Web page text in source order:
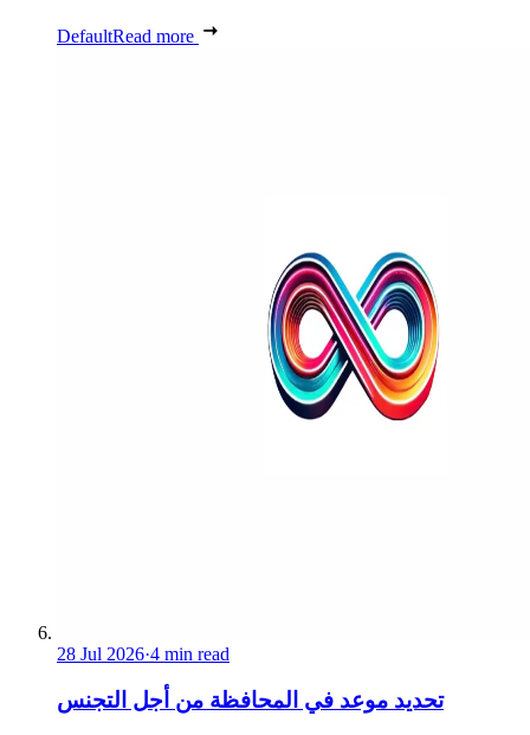
DefaultRead more
28 Jul 2026·4 min read
تحديد موعد في المحافظة من أجل التجنس